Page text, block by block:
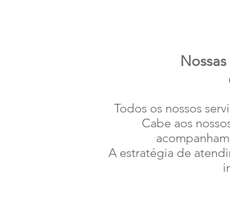
Todos os nossos
Cabe aos
A estratégia de